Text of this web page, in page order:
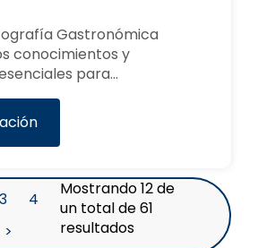
Gastronómica
conocimientos y
para…
3
4
>
Mostrando 12 de
un total de 61
resultados